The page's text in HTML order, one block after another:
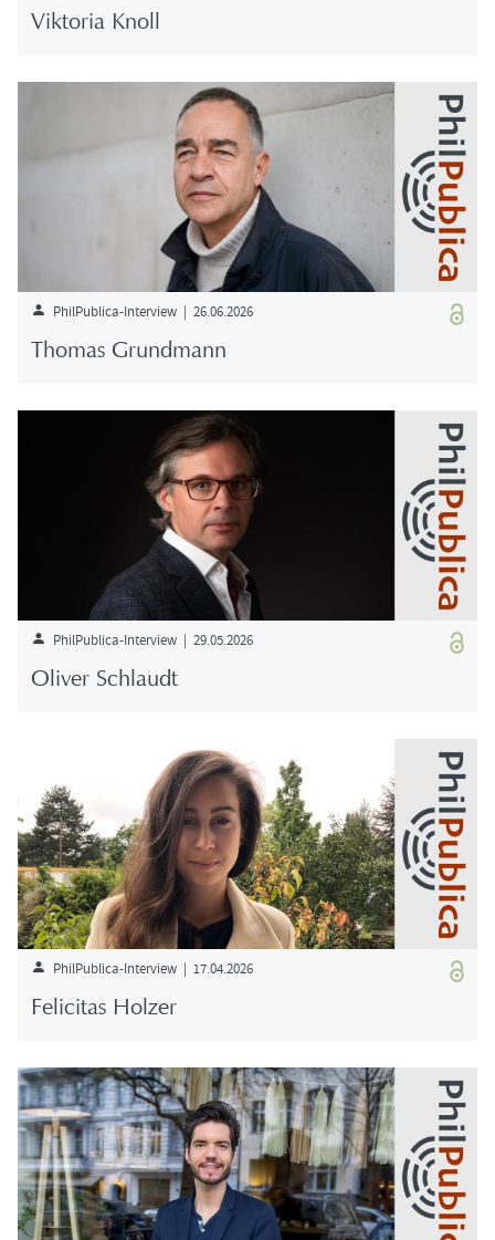
Vik­to­ria Knoll
PhilPublica-​Interview | 26.06.2026
Tho­mas Grund­mann
PhilPublica-​Interview | 29.05.2026
Oli­ver Schlaudt
PhilPublica-​Interview | 17.04.2026
Fe­li­ci­tas Hol­zer